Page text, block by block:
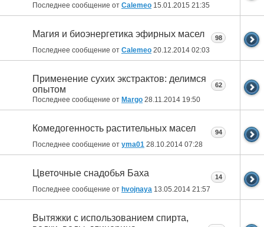
Последнее сообщение от Calemeo 15.01.2015 21:35
Магия и биоэнергетика эфирных масел
Последнее сообщение от Calemeo 20.12.2014 02:03
98
Применение сухих экстрактов: делимся
опытом
Последнее сообщение от Margo 28.11.2014 19:50
62
Комедогенность растительных масел
Последнее сообщение от yma01 28.10.2014 07:28
94
Цветочные снадобья Баха
Последнее сообщение от hvojnaya 13.05.2014 21:57
14
Вытяжки с использованием спирта,